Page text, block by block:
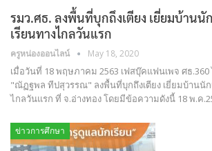
รมว.ศธ. ลงพื้นที่บุกถึงเตียง เยี่ยมบ้านนั
เรียนทางไกลวันแรก
ครูหน่องออนไลน์ May 18, 2020
เมื่อวันที่ 18 พฤษภาคม 2563 เฟสบุ๊คแฟนเพจ ศธ
"ณัฏฐพล ทีปสุวรรณ" ลงพื้นที่บุกถึงเตียง เยี่ยมบ้านนัก
ไกลวันแรก ที่ จ.อ่างทอง โดยมีข้อความดังนี้ 18 พ.ค
ข่าวการศึกษา